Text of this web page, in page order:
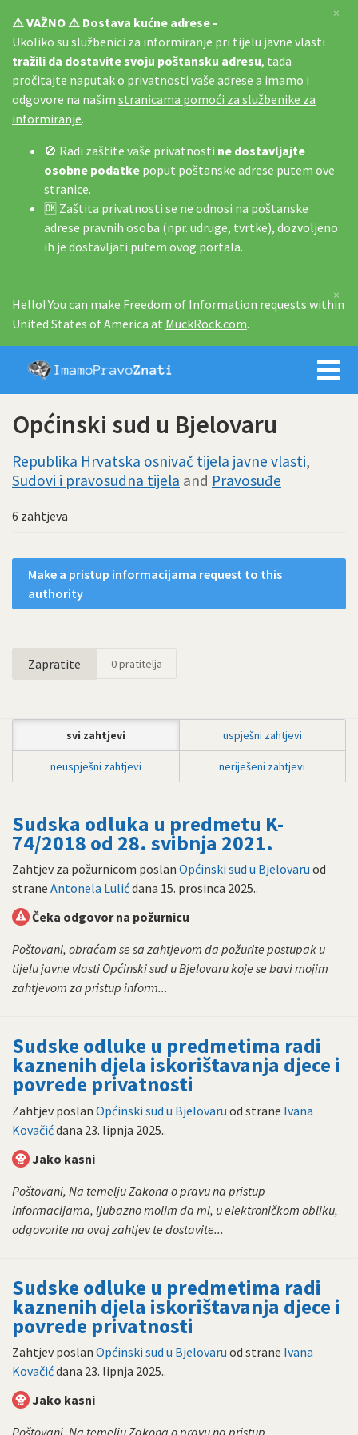
⚠️ VAŽNO ⚠️ Dostava kućne adrese -
Ukoliko su službenici za informiranje pri tijelu javne vlasti
tražili da dostavite svoju poštansku adresu, tada
pročitajte naputak o privatnosti vaše adrese a imamo i
odgovore na našim stranicama pomoći za službenike za
informiranje.
🚫 Radi zaštite vaše privatnosti ne dostavljajte
osobne podatke poput poštanske adrese putem ove
stranice.
🆗 Zaštita privatnosti se ne odnosi na poštanske
adrese pravnih osoba (npr. udruge, tvrtke), dozvoljeno
ih je dostavljati putem ovog portala.
×
Hello! You can make Freedom of Information requests within
United States of America at MuckRock.com.
×
Imamo
Općinski sud u Bjelovaru
Republika Hrvatska osnivač tijela javne vlasti,
Sudovi i pravosudna tijela and Pravosuđe
6 zahtjeva
Make a pristup informacijama request to this
authority
Zapratite 0pratitelja
svi zahtjevi uspješni zahtjevi
neuspješni zahtjevi neriješeni zahtjevi
Sudska odluka u predmetu K-
74/2018 od 28. svibnja 2021.
Zahtjev za požurnicom poslan Općinski sud u Bjelovaru od
strane Antonela Lulićdana 15. prosinca 2025..
Čeka odgovor na požurnicu
Poštovani, obraćam se sa zahtjevom da požurite postupak u
tijelu javne vlasti Općinski sud u Bjelovaru koje se bavi mojim
zahtjevom za pristup inform...
Sudske odluke u predmetima radi
kaznenih djela iskorištavanja djece i
povrede privatnosti
Zahtjev poslan Općinski sud u Bjelovaru od strane Ivana
Kovačićdana 23. lipnja 2025..
Jako kasni
Poštovani, Na temelju Zakona o pravu na pristup
informacijama, ljubazno molim da mi, u elektroničkom obliku,
odgovorite na ovaj zahtjev te dostavite...
Sudske odluke u predmetima radi
kaznenih djela iskorištavanja djece i
povrede privatnosti
Zahtjev poslan Općinski sud u Bjelovaru od strane Ivana
Kovačićdana 23. lipnja 2025..
Jako kasni
Poštovani, Na temelju Zakona o pravu na pristup